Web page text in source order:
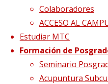
Colaboradores
ACCESO AL
Estudiar MTC
Formación de
Seminario
Acupuntura
Página de